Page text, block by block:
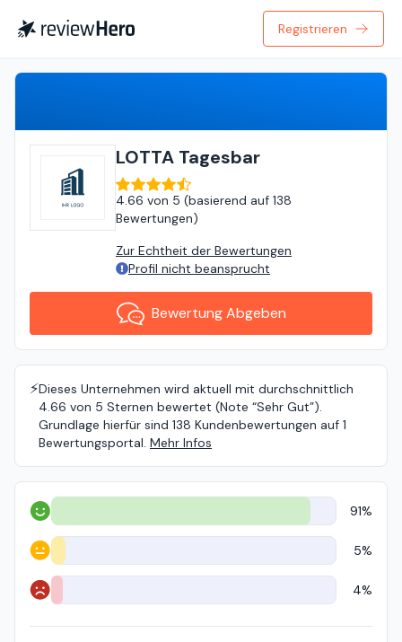
Registrieren
LOTTA Tagesbar
4.66 von 5 (basierend auf 138
Bewertungen)
Zur Echtheit der Bewertungen
Profil nicht beansprucht
Bewertung Abgeben
⚡️Dieses Unternehmen wird aktuell mit durchschnittlich
4.66 von 5 Sternen bewertet (Note “Sehr Gut”).
Grundlage hierfür sind 138 Kundenbewertungen auf 1
Bewertungsportal. Mehr Infos
Positiv 91%
Neutral 5%
Negativ 4%